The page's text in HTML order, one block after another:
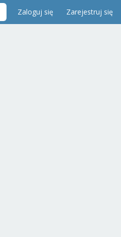
Zaloguj się Zarejestruj się